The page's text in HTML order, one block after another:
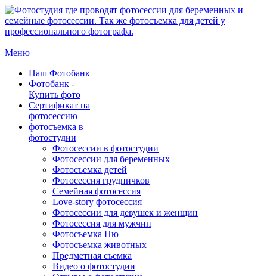
Меню
Наш Фотобанк
Фотобанк -
Купить фото
Сертификат на
фотосессию
фотосъемка в
фотостудии
Фотосессии в фотостудии
Фотосессии для беременных
Фотосъемка детей
Фотосессия грудничков
Семейная фотосессия
Love-story фотосессия
Фотосессии для девушек и женщин
Фотосессия для мужчин
Фотосъемка Ню
Фотосъемка животных
Предметная съемка
Видео о фотостудии